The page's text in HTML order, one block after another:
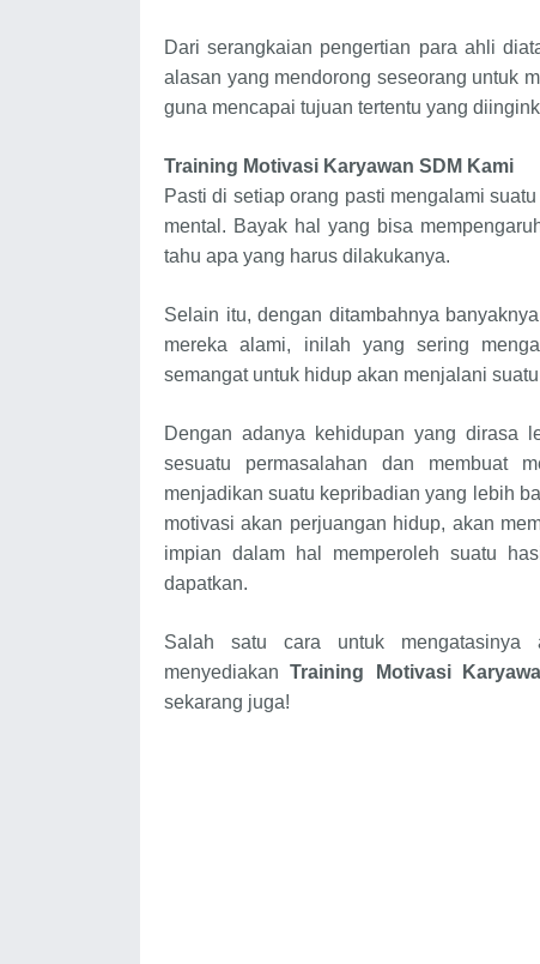
Dari serangkaian pengertian para ahli
alasan yang mendorong seseorang untuk
guna mencapai tujuan tertentu yang
Training Motivasi Karyawan SDM Kami
Pasti di setiap orang pasti mengalami
mental. Bayak hal yang bisa
tahu apa yang harus dilakukanya.
Selain itu, dengan ditambahnya
mereka alami, inilah yang sering
semangat untuk hidup akan menjalani
Dengan adanya kehidupan yang dirasa
sesuatu permasalahan dan membuat
menjadikan suatu kepribadian yang lebih
motivasi akan perjuangan hidup, akan
impian dalam hal memperoleh suatu
dapatkan.
Salah satu cara untuk mengatasinya
menyediakanTraining Motivasi
sekarang juga!